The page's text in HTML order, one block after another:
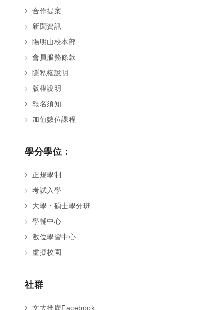
合作提案
新聞資訊
陽明山校本部
會員服務條款
隱私權說明
版權說明
報名須知
加值數位課程
學分學位：
正規學制
考試入學
大學・碩士學分班
學輔中心
數位學習中心
虛擬校園
社群
文大推廣Facebook